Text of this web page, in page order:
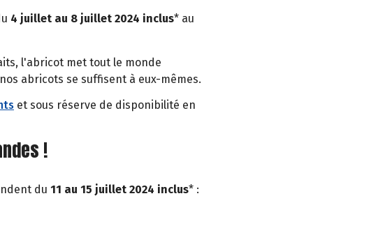
4 juillet au 8 juillet 2024 inclus* au
l'abricot met tout le monde
abricots se suffisent à eux-mêmes.
et sous réserve de disponibilité en
!
du 11 au 15 juillet 2024 inclus* :